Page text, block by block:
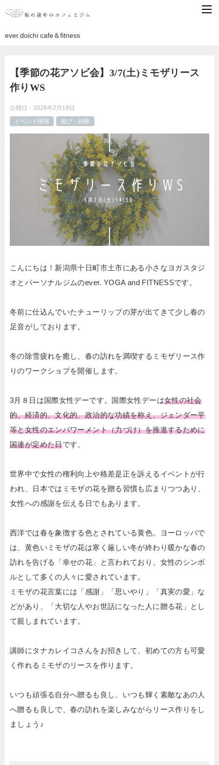
ever.doichi cafe＆fitness
【季節の花アソビ会】3/7(土)ミモザリース
作りWS
公開日： 2026年2月19日
イベント情報
遊び・経験
こんにちは！新潟県十日町市土市にある小さなヨガスタジ
オとパーソナルジムのever. YOGA and FITNESSです。
冬前に仕込んでいたチューリップの芽が出てきて少し春の
足音がしております。
冬の除雪疲れを癒し、春の訪れを満喫するミモザリース作
りのワークショプを開催します。
3月８日は国際女性デーです。国際女性デーは女性の社会
的、経済的、文化的、政治的な功績を称え、ジェンダー平
等と女性のエンパワーメント（力づけ）を推進するために
国連が定めた日です。
世界中で女性の権利向上や格差是正を訴えるイベントが行
われ、日本ではミモザの花を贈る習慣も広まりつつあり、
女性への感謝を伝える日でもあります。
西洋では春を象徴する色とされている黄色。ヨーロッパで
は、黄色いミモザの花は寒く厳しい冬が終わり暖かな春の
訪れを告げる「幸せの花」と言われており、女性のシンボ
ルとして多くの人々に愛されています。
ミモザの花言葉には「感謝」「思いやり」「真実の愛」な
どがあり、「大切な人やお世話になった人に贈る花」とし
て親しまれています。
講師にタナカレイコさんをお招きして、初めての方も可愛
く作れるミモザのリースを作ります。
いつも頑張る自分へ贈るも良し、いつも輝く素敵なあの人
へ贈るも良しで、春の訪れを楽しみながらリース作りをし
ましょう♪